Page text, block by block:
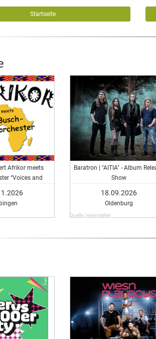
Startseite
Afrikor meets
“Voices and
Baratron | "AITIA" - Album
Show
18.09.2026
Oldenburg
Quelle: Veranstalter